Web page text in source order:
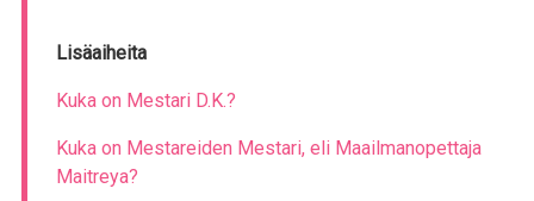
Lisäaiheita
Kuka on Mestari D.K.?
Kuka on Mestareiden Mestari, eli Maailmanopettaja
Maitreya?